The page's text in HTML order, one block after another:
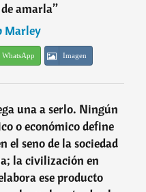
amarla”
Marley
WhatsApp Imagen
una a serlo. Ningún
o económico define
el seno de la sociedad
la civilización en
ese producto